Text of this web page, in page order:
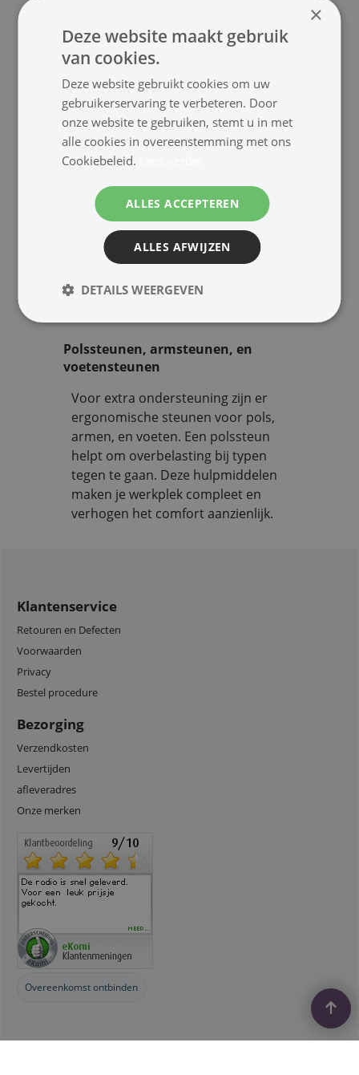
efficiënter en ergonomischer te
werken.
Muizen en muismatten met
ergonomisch ontwerp
Een muis met ergonomisch
ontwerp vermindert de belasting
een natuurlijke houding tijdens het
werken. In combinatie met een
gel‑muismat of ultradunne
muismat werk je nauwkeuriger en
werkdagen of intensief
Polssteunen, armsteunen, en
voetensteunen
Voor extra ondersteuning zijn er
ergonomische steunen voor pols,
armen, en voeten. Een polssteun
helpt om overbelasting bij typen
tegen te gaan. Deze hulpmiddelen
maken je werkplek compleet en
verhogen het comfort aanzienlijk.
Klantenservice
Retouren en Defecten
Voorwaarden
Privacy
Bestel procedure
Bezorging
Verzendkosten
Levertijden
afleveradres
Onze merken
Overeenkomst ontbinden
×
Deze website maakt gebruik
van cookies.
Deze website gebruikt cookies om uw
gebruikerservaring te verbeteren. Door
onze website te gebruiken, stemt u in met
alle cookies in overeenstemming met ons
Cookiebeleid.
ALLES ACCEPTEREN
ALLES AFWIJZEN
DETAILS WEERGEVEN